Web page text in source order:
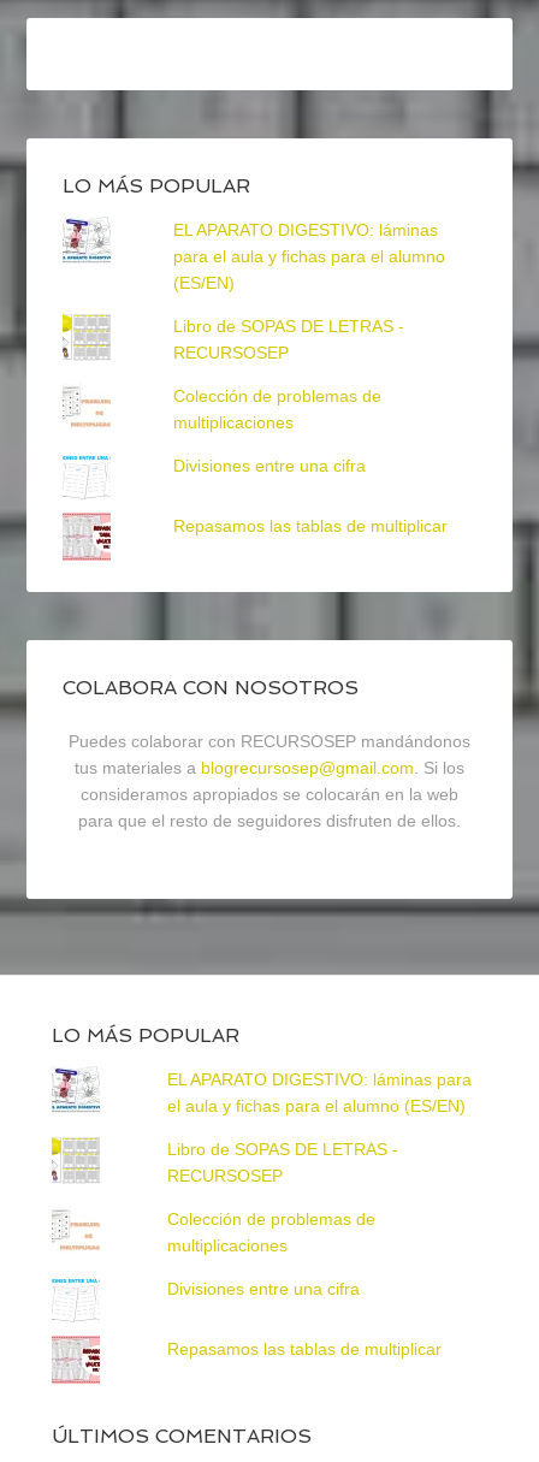
LO MÁS POPULAR
EL APARATO DIGESTIVO: láminas
para el aula y fichas para el alumno
(ES/EN)
Libro de SOPAS DE LETRAS -
RECURSOSEP
Colección de problemas de
multiplicaciones
Divisiones entre una cifra
Repasamos las tablas de multiplicar
COLABORA CON NOSOTROS
Puedes colaborar con RECURSOSEP mandándonos
tus materiales a blogrecursosep@gmail.com. Si los
consideramos apropiados se colocarán en la web
para que el resto de seguidores disfruten de ellos.
LO MÁS POPULAR
EL APARATO DIGESTIVO: láminas para
el aula y fichas para el alumno (ES/EN)
Libro de SOPAS DE LETRAS -
RECURSOSEP
Colección de problemas de
multiplicaciones
Divisiones entre una cifra
Repasamos las tablas de multiplicar
ÚLTIMOS COMENTARIOS